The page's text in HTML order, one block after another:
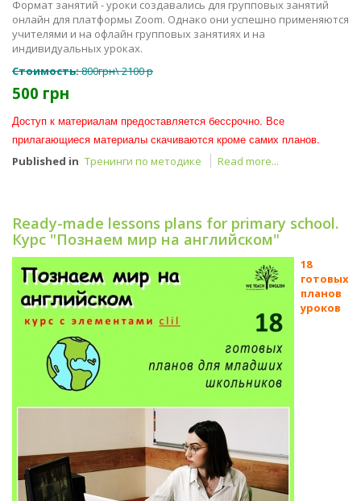
Формат занятий - уроки создавались для групповых занятий
онлайн для платформы Zoom. Однако они успешно применяются
учителями и на офлайн групповых занятиях и на
индивидуальных уроках.
Стоимость:800грн\ 2100 р
500 грн
Доступ к материалам предоставляется бессрочно. Все
прилагающиеся материалы скачиваются кроме самих планов.
Published in Тренинги по методике Read more...
Ready-made lessons plans for primary school.
Курс "Познаем мир на английском"
18
готовых
планов
уроков